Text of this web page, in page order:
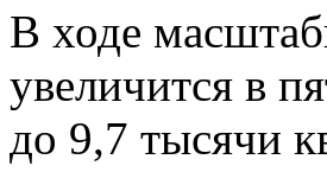
В ходе
увеличится в
до 9,7 тысячи